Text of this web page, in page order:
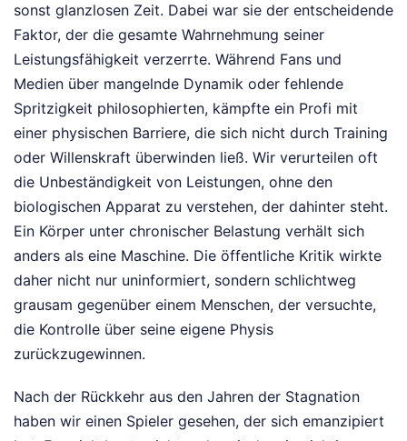
sonst glanzlosen Zeit. Dabei war sie der entscheidende
Faktor, der die gesamte Wahrnehmung seiner
Leistungsfähigkeit verzerrte. Während Fans und
Medien über mangelnde Dynamik oder fehlende
Spritzigkeit philosophierten, kämpfte ein Profi mit
einer physischen Barriere, die sich nicht durch Training
oder Willenskraft überwinden ließ. Wir verurteilen oft
die Unbeständigkeit von Leistungen, ohne den
biologischen Apparat zu verstehen, der dahinter steht.
Ein Körper unter chronischer Belastung verhält sich
anders als eine Maschine. Die öffentliche Kritik wirkte
daher nicht nur uninformiert, sondern schlichtweg
grausam gegenüber einem Menschen, der versuchte,
die Kontrolle über seine eigene Physis
zurückzugewinnen.
Nach der Rückkehr aus den Jahren der Stagnation
haben wir einen Spieler gesehen, der sich emanzipiert